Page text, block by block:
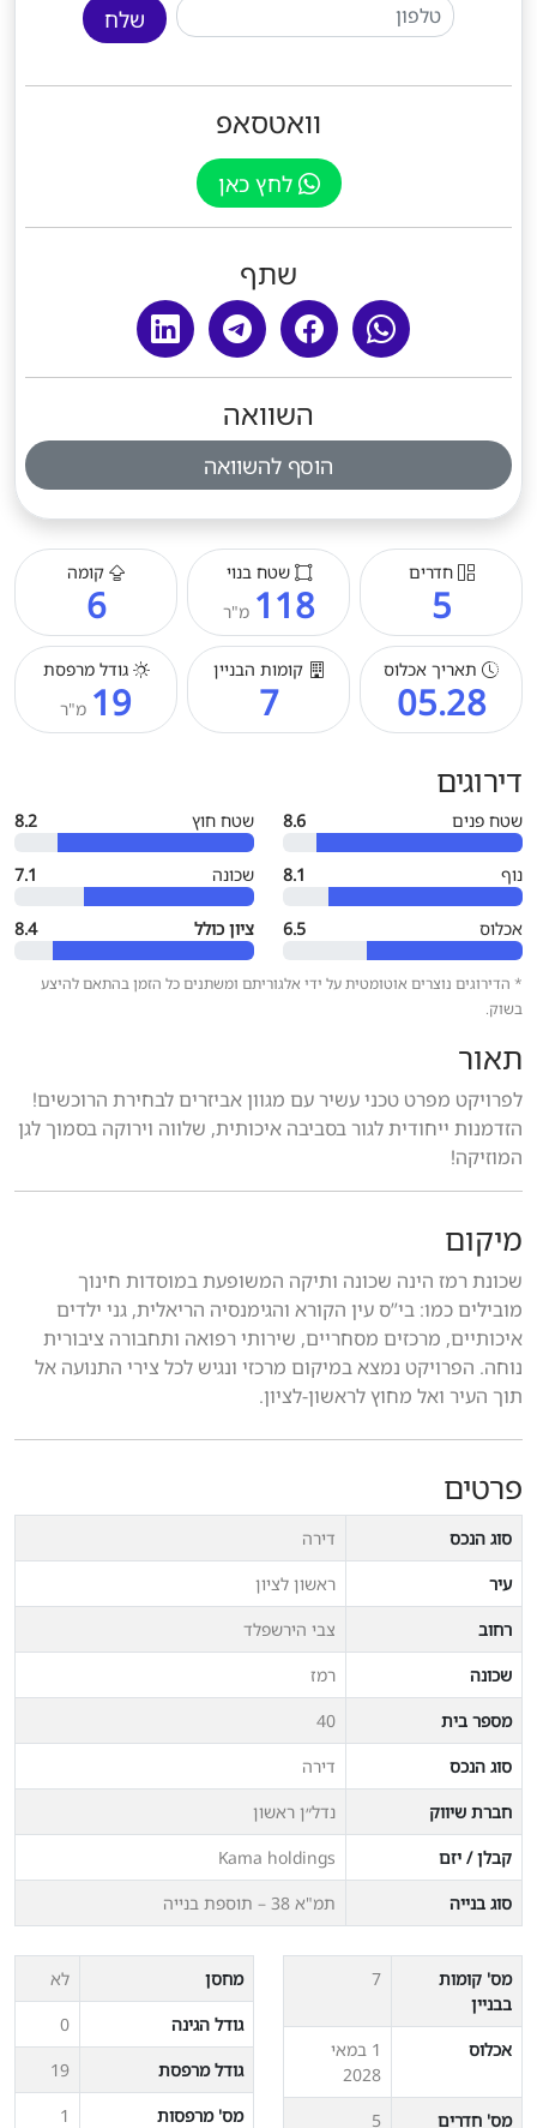
חדרים
5
שטח בנוי
118 מ"ר
קומה
6
תאריך אכלוס
05.28
קומות הבניין
7
גודל מרפסת
19 מ"ר
דירוגים
שטח פנים 8.6 שטח חוץ 8.2
נוף 8.1 שכונה 7.1
אכלוס 6.5 ציון כולל 8.4
* הדירוגים נוצרים אוטומטית על ידי אלגוריתם ומשתנים כל הזמן בהתאם להיצע
בשוק.
תאור
לפרויקט מפרט טכני עשיר עם מגוון אביזרים לבחירת הרוכשים!
הזדמנות ייחודית לגור בסביבה איכותית, שלווה וירוקה בסמוך לגן
המוזיקה!
מיקום
שכונת רמז הינה שכונה ותיקה המשופעת במוסדות חינוך
מובילים כמו: בי”ס עין הקורא והגימנסיה הריאלית, גני ילדים
איכותיים, מרכזים מסחריים, שירותי רפואה ותחבורה ציבורית
נוחה. הפרויקט נמצא במיקום מרכזי ונגיש לכל צירי התנועה אל
תוך העיר ואל מחוץ לראשון-לציון.
פרטים
סוג הנכס
דירה
עיר
ראשון לציון
רחוב
צבי הירשפלד
שכונה
רמז
מספר בית
40
סוג הנכס
דירה
חברת שיווק
נדל״ן ראשון
קבלן / יזם
Kama holdings
סוג בנייה
תמ"א 38 – תוספת בנייה
מס' קומות
בבניין
7
אכלוס
1 במאי
2028
מס' חדרים
5
מחסן
לא
גודל הגינה
0
גודל מרפסת
19
מס' מרפסות
1
שלח
וואטסאפ
לחץ כאן
שתף
השוואה
הוסף להשוואה